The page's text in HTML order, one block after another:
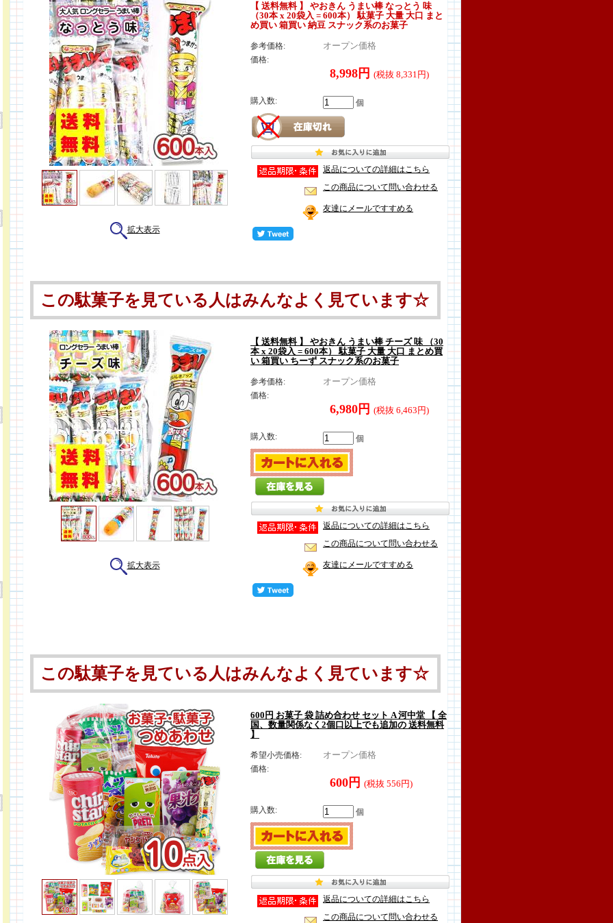
拡大表示
【 送料無料 】 やおきん うまい棒 なっとう 味
（30本 x 20袋入 = 600本） 駄菓子 大量 大口 まと
め買い 箱買い 納豆 スナック系のお菓子
参考価格: オープン価格
価格:
8,998円 (税抜 8,331円)
購入数: 個
返品についての詳細はこちら
この商品について問い合わせる
友達にメールですすめる
この駄菓子を見ている人はみんなよく見ています☆
拡大表示
【 送料無料 】 やおきん うまい棒 チーズ 味 （30
本 x 20袋入 = 600本） 駄菓子 大量 大口 まとめ買
い 箱買い ちーず スナック系のお菓子
参考価格: オープン価格
価格:
6,980円 (税抜 6,463円)
購入数: 個
返品についての詳細はこちら
この商品について問い合わせる
友達にメールですすめる
この駄菓子を見ている人はみんなよく見ています☆
600円 お菓子 袋 詰め合わせ セット A 河中堂 【 全
国、数量関係なく2個口以上でも追加の 送料無料
】
希望小売価格: オープン価格
価格:
600円 (税抜 556円)
購入数: 個
返品についての詳細はこちら
この商品について問い合わせる